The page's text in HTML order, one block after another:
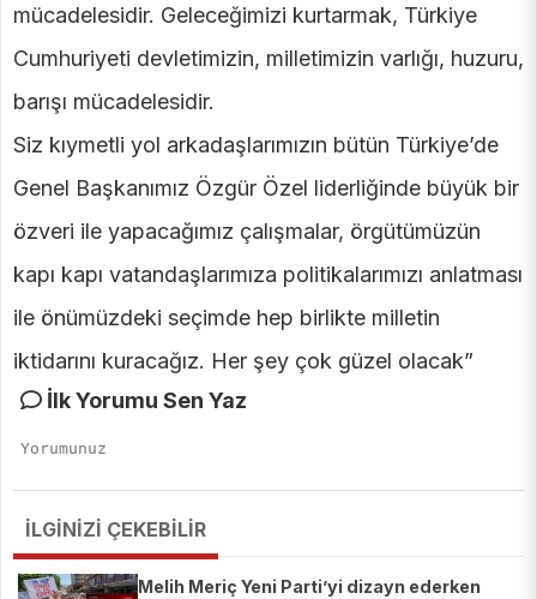
mücadelesidir. Geleceğimizi kurtarmak, Türkiye
Cumhuriyeti devletimizin, milletimizin varlığı, huzuru,
barışı mücadelesidir.
Siz kıymetli yol arkadaşlarımızın bütün Türkiye’de
Genel Başkanımız Özgür Özel liderliğinde büyük bir
özveri ile yapacağımız çalışmalar, örgütümüzün
kapı kapı vatandaşlarımıza politikalarımızı anlatması
ile önümüzdeki seçimde hep birlikte milletin
iktidarını kuracağız. Her şey çok güzel olacak”
İlk Yorumu Sen Yaz
İLGİNİZİ ÇEKEBİLİR
Melih Meriç Yeni Parti’yi dizayn ederken